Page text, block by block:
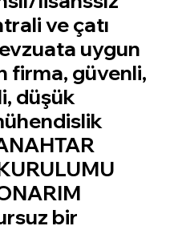
ve çatı
uygun
firma, güvenli,
düşük
bir